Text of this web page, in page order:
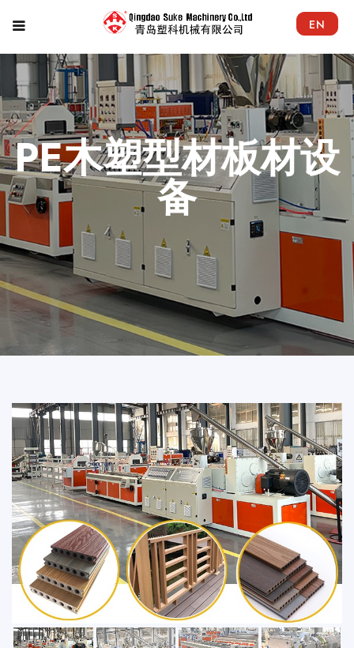
EN
PE木塑型材板材设
备